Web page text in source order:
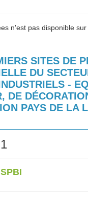
n'est pas disponible
SITES DE
DU
-
DE
PAYS DE LA
1
SPBI